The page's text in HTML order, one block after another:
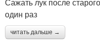
Сажать лук после
один раз
читать дальше →